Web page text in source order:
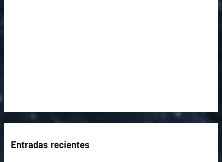
Entradas recientes